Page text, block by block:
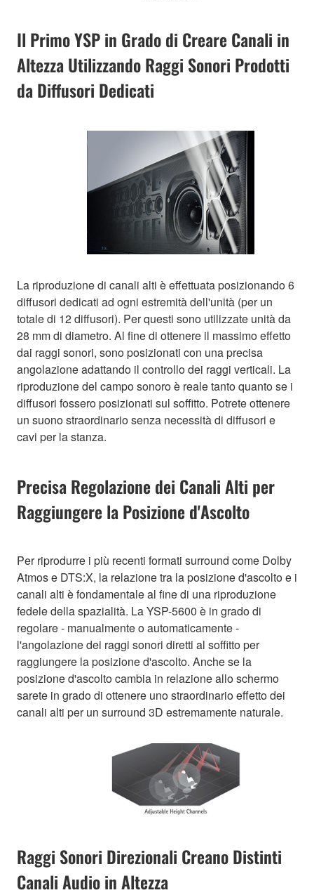
Il Primo YSP in Grado di Creare Canali in
Altezza Utilizzando Raggi Sonori Prodotti
da Diffusori Dedicati
La riproduzione di canali alti è effettuata posizionando 6
diffusori dedicati ad ogni estremità dell'unità (per un
totale di 12 diffusori). Per questi sono utilizzate unità da
28 mm di diametro. Al fine di ottenere il massimo effetto
dai raggi sonori, sono posizionati con una precisa
angolazione adattando il controllo dei raggi verticali. La
riproduzione del campo sonoro è reale tanto quanto se i
diffusori fossero posizionati sul soffitto. Potrete ottenere
un suono straordinario senza necessità di diffusori e
cavi per la stanza.
Precisa Regolazione dei Canali Alti per
Raggiungere la Posizione d'Ascolto
Per riprodurre i più recenti formati surround come Dolby
Atmos e DTS:X, la relazione tra la posizione d'ascolto e i
canali alti è fondamentale al fine di una riproduzione
fedele della spazialità. La YSP-5600 è in grado di
regolare - manualmente o automaticamente -
l'angolazione dei raggi sonori diretti al soffitto per
raggiungere la posizione d'ascolto. Anche se la
posizione d'ascolto cambia in relazione allo schermo
sarete in grado di ottenere uno straordinario effetto dei
canali alti per un surround 3D estremamente naturale.
Raggi Sonori Direzionali Creano Distinti
Canali Audio in Altezza